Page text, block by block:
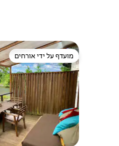
מועדף על ידי אורחים
מועדף על ידי אורחים